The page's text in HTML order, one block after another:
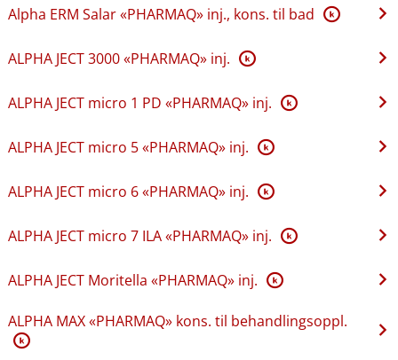
Alpha ERM Salar «PHARMAQ» inj., kons. til bad K
ALPHA JECT 3000 «PHARMAQ» inj. K
ALPHA JECT micro 1 PD «PHARMAQ» inj. K
ALPHA JECT micro 5 «PHARMAQ» inj. K
ALPHA JECT micro 6 «PHARMAQ» inj. K
ALPHA JECT micro 7 ILA «PHARMAQ» inj. K
ALPHA JECT Moritella «PHARMAQ» inj. K
ALPHA MAX «PHARMAQ» kons. til behandlingsoppl.
K